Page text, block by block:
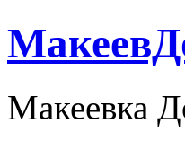
Макеевка